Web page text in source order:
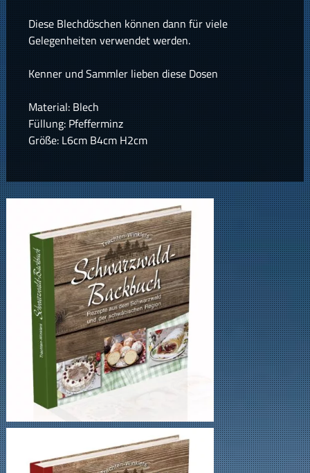
Diese Blechdöschen können dann für viele
Gelegenheiten verwendet werden.
Kenner und Sammler lieben diese Dosen
Material: Blech
Füllung: Pfefferminz
Größe: L6cm B4cm H2cm